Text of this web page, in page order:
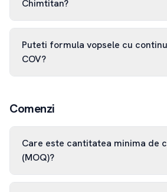
Chimtitan?
Puteti formula vopsele cu
COV?
Comenzi
Care este cantitatea minima de
(MOQ)?